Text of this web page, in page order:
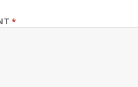
*